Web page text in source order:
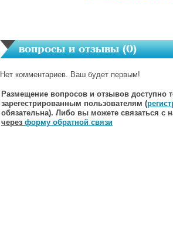
вопросы и отзывы (0)
Нет комментариев. Ваш будет первым!
Размещение вопросов и отзывов доступно
зарегестрированным пользователям (
обязательна). Либо вы можете связаться с
через форму обратной связи